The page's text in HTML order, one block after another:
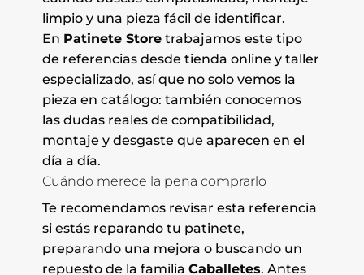
limpio y una pieza fácil de identificar.
En Patinete Storetrabajamos este tipo
de referencias desde tienda online y taller
especializado, así que no solo vemos la
pieza en catálogo: también conocemos
las dudas reales de compatibilidad,
montaje y desgaste que aparecen en el
día a día.
Cuándo merece la pena comprarlo
Te recomendamos revisar esta referencia
si estás reparando tu patinete,
preparando una mejora o buscando un
repuesto de la familia Caballetes. Antes